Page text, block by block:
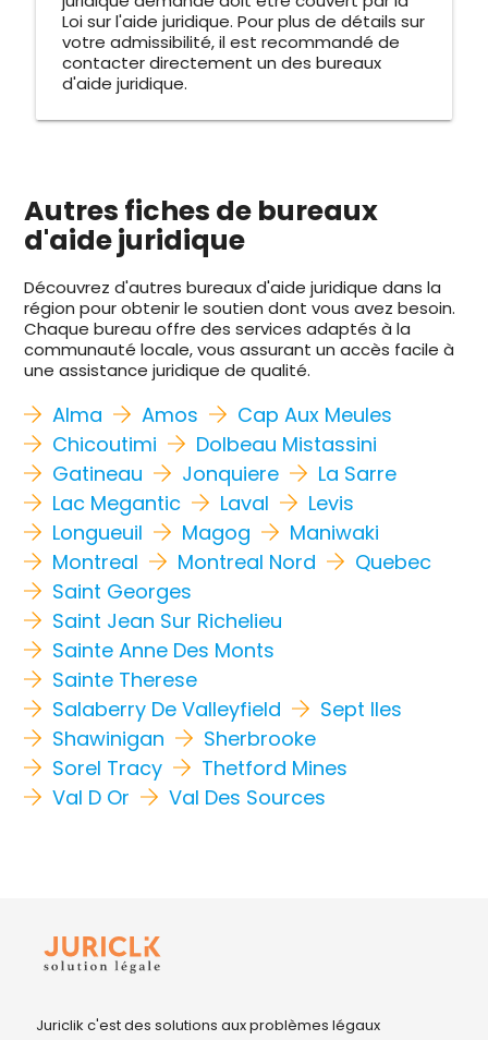
Loi sur l'aide juridique. Pour plus de détails sur
votre admissibilité, il est recommandé de
contacter directement un des bureaux
d'aide juridique.
Autres fiches de bureaux
d'aide juridique
Découvrez d'autres bureaux d'aide juridique dans la
région pour obtenir le soutien dont vous avez besoin.
Chaque bureau offre des services adaptés à la
communauté locale, vous assurant un accès facile à
une assistance juridique de qualité.
Alma Amos
Cap Aux Meules
Chicoutimi
Dolbeau Mistassini
Gatineau
Jonquiere
La Sarre
Lac Megantic
Laval
Levis
Longueuil
Magog
Maniwaki
Montreal
Montreal Nord
Quebec
Saint Georges
Saint Jean Sur Richelieu
Sainte Anne Des Monts
Sainte Therese
Salaberry De Valleyfield
Sept Iles
Shawinigan
Sherbrooke
Sorel Tracy
Thetford Mines
Val D Or
Val Des Sources
Juriclik c'est des solutions aux problèmes légaux